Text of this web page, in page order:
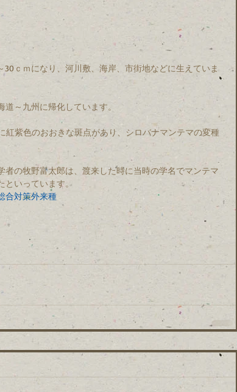
30ｃｍになり、河川敷、海岸、市街地などに生えていま
～九州に帰化しています。
紅紫色のおおきな斑点があり、シロバナマンテマの変種
の牧野富太郎は、渡来した時に当時の学名でマンテマ
といっています。
合対策外来種